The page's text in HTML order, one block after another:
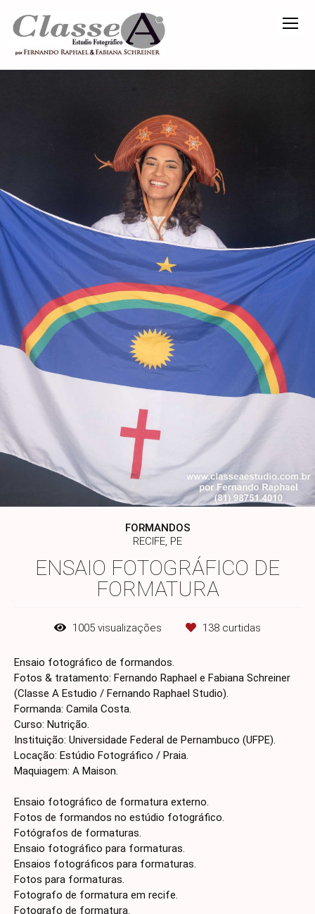
FORMANDOS
RECIFE, PE
ENSAIO FOTOGRÁFICO DE
FORMATURA
1005 visualizações 138 curtidas
Ensaio fotográfico de formandos.
Fotos & tratamento: Fernando Raphael e Fabiana Schreiner
(Classe A Estudio / Fernando Raphael Studio).
Formanda: Camila Costa.
Curso: Nutrição.
Instituição: Universidade Federal de Pernambuco (UFPE).
Locação: Estúdio Fotográfico / Praia.
Maquiagem: A Maison.
Ensaio fotográfico de formatura externo.
Fotos de formandos no estúdio fotográfico.
Fotógrafos de formaturas.
Ensaio fotográfico para formaturas.
Ensaios fotográficos para formaturas.
Fotos para formaturas.
Fotografo de formatura em recife.
Fotografo de formatura.